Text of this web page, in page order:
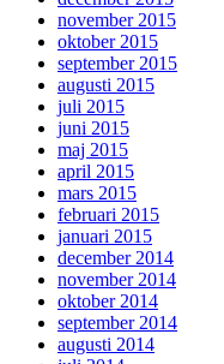
november 2015
oktober 2015
september 2015
augusti 2015
juli 2015
juni 2015
maj 2015
april 2015
mars 2015
februari 2015
januari 2015
december 2014
november 2014
oktober 2014
september 2014
augusti 2014